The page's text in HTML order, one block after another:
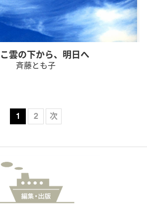
雲の下から、明日へ
斉藤とも子
1 2 次